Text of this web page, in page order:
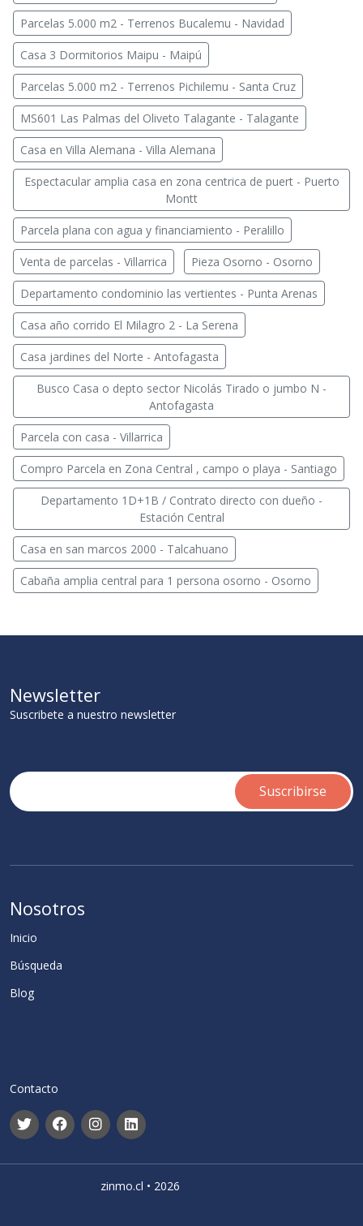
Parcelas 5.000 m2 - Terrenos Bucalemu - Navidad
Casa 3 Dormitorios Maipu - Maipú
Parcelas 5.000 m2 - Terrenos Pichilemu - Santa Cruz
MS601 Las Palmas del Oliveto Talagante - Talagante
Casa en Villa Alemana - Villa Alemana
Espectacular amplia casa en zona centrica de puert - Puerto
Montt
Parcela plana con agua y financiamiento - Peralillo
Venta de parcelas - Villarrica Pieza Osorno - Osorno
Departamento condominio las vertientes - Punta Arenas
Casa año corrido El Milagro 2 - La Serena
Casa jardines del Norte - Antofagasta
Busco Casa o depto sector Nicolás Tirado o jumbo N -
Antofagasta
Parcela con casa - Villarrica
Compro Parcela en Zona Central , campo o playa - Santiago
Departamento 1D+1B / Contrato directo con dueño -
Estación Central
Casa en san marcos 2000 - Talcahuano
Cabaña amplia central para 1 persona osorno - Osorno
Newsletter
Suscribete a nuestro newsletter
Nosotros
Inicio
Búsqueda
Blog
Contacto
zinmo.cl • 2026